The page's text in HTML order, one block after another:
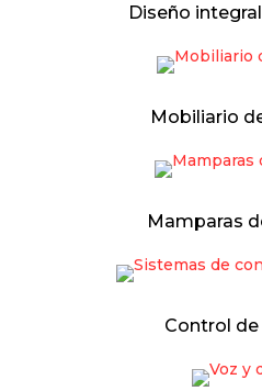
Diseño
Mobiliario
Mamparas
Control de